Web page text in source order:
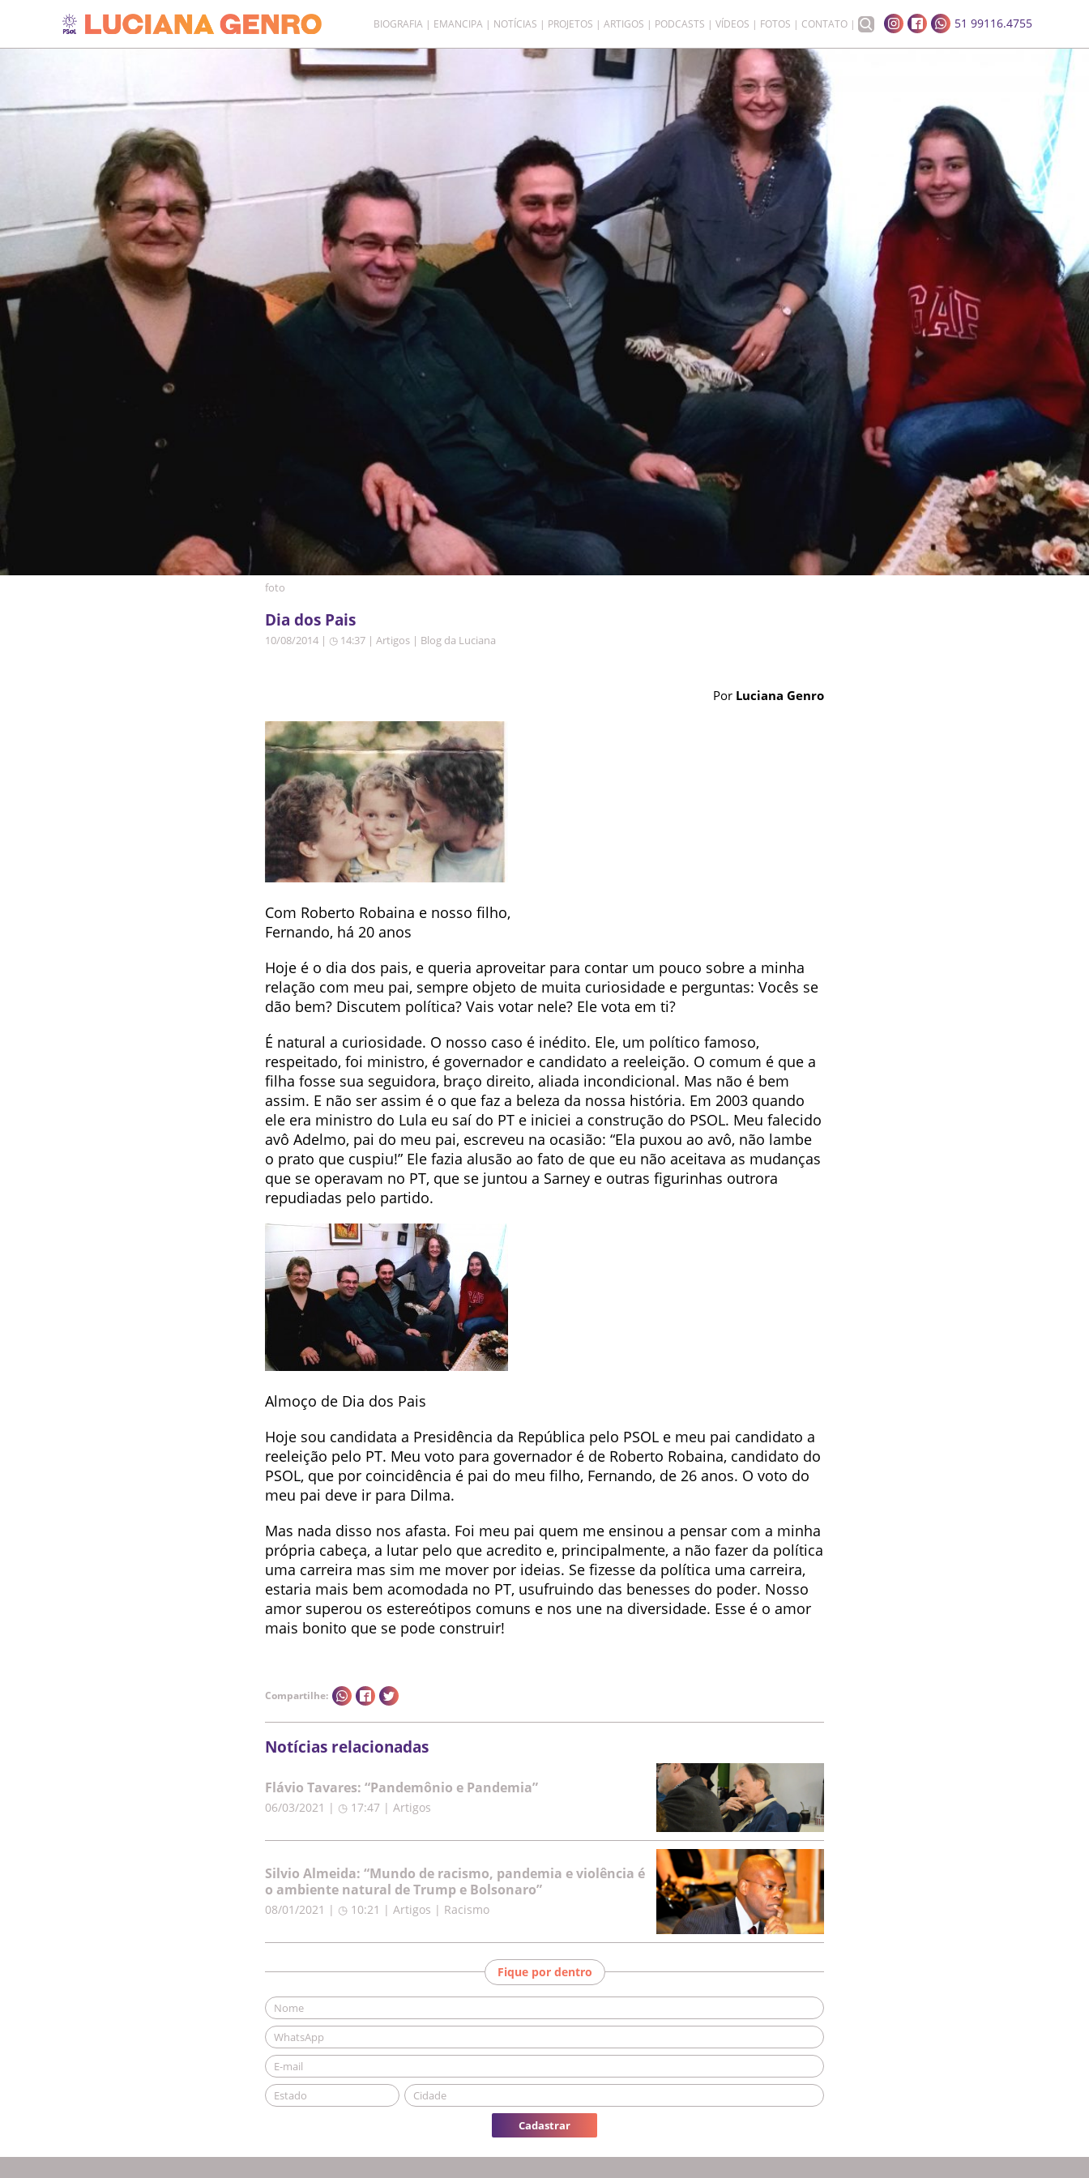
BIOGRAFIA EMANCIPA NOTÍCIAS PROJETOS ARTIGOS PODCASTS VÍDEOS FOTOS CONTATO 51 99116.4755
foto
Dia dos Pais
10/08/2014 | ◷ 14:37 | Artigos | Blog da Luciana
Por Luciana Genro
Com Roberto Robaina e nosso filho,
Fernando, há 20 anos
Hoje é o dia dos pais, e queria aproveitar para contar um pouco sobre a minha
relação com meu pai, sempre objeto de muita curiosidade e perguntas: Vocês se
dão bem? Discutem política? Vais votar nele? Ele vota em ti?
É natural a curiosidade. O nosso caso é inédito. Ele, um político famoso,
respeitado, foi ministro, é governador e candidato a reeleição. O comum é que a
filha fosse sua seguidora, braço direito, aliada incondicional. Mas não é bem
assim. E não ser assim é o que faz a beleza da nossa história. Em 2003 quando
ele era ministro do Lula eu saí do PT e iniciei a construção do PSOL. Meu falecido
avô Adelmo, pai do meu pai, escreveu na ocasião: “Ela puxou ao avô, não lambe
o prato que cuspiu!” Ele fazia alusão ao fato de que eu não aceitava as mudanças
que se operavam no PT, que se juntou a Sarney e outras figurinhas outrora
repudiadas pelo partido.
Almoço de Dia dos Pais
Hoje sou candidata a Presidência da República pelo PSOL e meu pai candidato a
reeleição pelo PT. Meu voto para governador é de Roberto Robaina, candidato do
PSOL, que por coincidência é pai do meu filho, Fernando, de 26 anos. O voto do
meu pai deve ir para Dilma.
Mas nada disso nos afasta. Foi meu pai quem me ensinou a pensar com a minha
própria cabeça, a lutar pelo que acredito e, principalmente, a não fazer da política
uma carreira mas sim me mover por ideias. Se fizesse da política uma carreira,
estaria mais bem acomodada no PT, usufruindo das benesses do poder. Nosso
amor superou os estereótipos comuns e nos une na diversidade. Esse é o amor
mais bonito que se pode construir!
Compartilhe:
Notícias relacionadas
Flávio Tavares: “Pandemônio e Pandemia”
06/03/2021 | ◷ 17:47 | Artigos
Silvio Almeida: “Mundo de racismo, pandemia e violência é
o ambiente natural de Trump e Bolsonaro”
08/01/2021 | ◷ 10:21 | Artigos | Racismo
Fique por dentro
Cadastrar